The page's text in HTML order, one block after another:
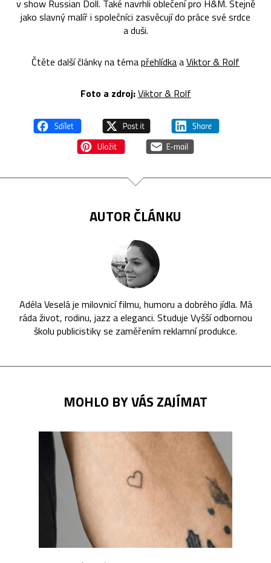
v show Russian Doll. Také navrhli oblečení pro H&M. Stejně
jako slavný malíř i společníci zasvěcují do práce své srdce
a duši.
Čtěte další články na témapřehlídkaaViktor & Rolf
Foto a zdroj:Viktor & Rolf
AUTOR ČLÁNKU
Adéla Veselá je milovnicí filmu, humoru a dobrého jídla. Má
ráda život, rodinu, jazz a eleganci. Studuje Vyšší odbornou
školu publicistiky se zaměřením reklamní produkce.
MOHLO BY VÁS ZAJÍMAT